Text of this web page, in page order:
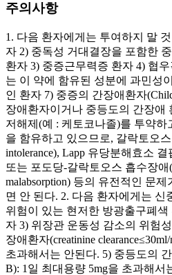
주의사항
1. 다음 환자에게는 투여하지 말
자 2) 중독성 거대결장을 포함한
환자 3) 중증근무력증 환자 4) 협
는 이 약에 함유된 성분에 과민성
인 환자 7) 중증의 간장애환자
장애환자이거나 중등도의 간장애
저해제(예 : 케토코나졸)를 투약하
을 함유하고 있으므로, 갈락토오스
intolerance), Lapp 유당분해효소 결
또는 포도당-갈락토오스 흡수장애
malabsorption) 등의 유전적인 문
면 안 된다. 2. 다음 환자에게는 신
위험이 있는 현저한 방광출구폐
자 3) 위장관 운동성 감소의 위험
장애환자(creatinine
초과해서는 안된다. 5) 중등도의
B): 1일 최대용량 5mg을 초과해서